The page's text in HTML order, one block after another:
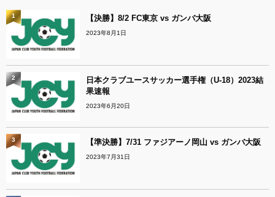
【決勝】8/2 FC東京 vs ガンバ大阪
2023年8月1日
1
日本クラブユースサッカー選手権（U-18）2023結
果速報
2023年6月20日
2
【準決勝】7/31 ファジアーノ岡山 vs ガンバ大阪
2023年7月31日
3